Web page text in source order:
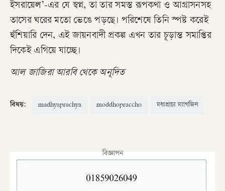
ইসরায়েল’-এর যে স্বপ্ন, তা তার সমস্ত রূপকথা ও আগ্রাসনসহ
তাসের ঘরের মতো ভেঙে পড়ছে। পরিশেষে তিনি স্পষ্ট করেই
হুঁশিয়ারি দেন, এই জায়নবাদী প্রকল্প এখন তার চূড়ান্ত সমাপ্তির
দিকেই এগিয়ে যাচ্ছে।
আল জাজিরা আরবি থেকে অনূদিত
বিষয়: madhyaprachya moddhopraccho মধ্যপ্রাচ্য ম্যাগজিন
বিজ্ঞাপন